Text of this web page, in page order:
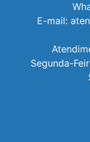
E-mail:
Segunda-